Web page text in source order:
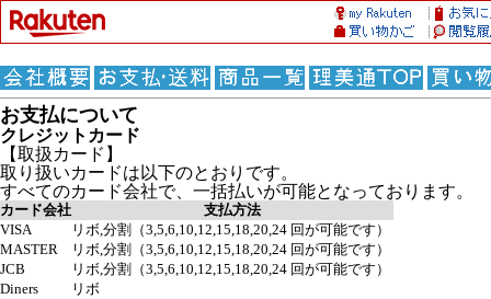
お支払について
クレジットカード
【取扱カード】
取り扱いカードは以下のとおりです。
すべてのカード会社で、一括払いが可能となっております。
カード会社
支払方法
VISA
リボ,分割（3,5,6,10,12,15,18,20,24 回が可能です）
MASTER
リボ,分割（3,5,6,10,12,15,18,20,24 回が可能です）
JCB
リボ,分割（3,5,6,10,12,15,18,20,24 回が可能です）
Diners
リボ